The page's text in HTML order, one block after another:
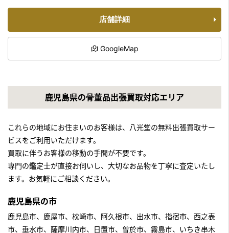
店舗詳細
GoogleMap
鹿児島県の骨董品出張買取対応エリア
これらの地域にお住まいのお客様は、八光堂の無料出張買取サー
ビスをご利用いただけます。
買取に伴うお客様の移動の手間が不要です。
専門の鑑定士が直接お伺いし、大切なお品物を丁寧に査定いたし
ます。お気軽にご相談ください。
鹿児島県の市
鹿児島市、鹿屋市、枕崎市、阿久根市、出水市、指宿市、西之表
市、垂水市、薩摩川内市、日置市、曽於市、霧島市、いちき串木